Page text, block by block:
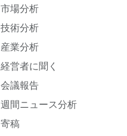
市場分析
技術分析
産業分析
経営者に聞く
会議報告
週間ニュース分析
寄稿